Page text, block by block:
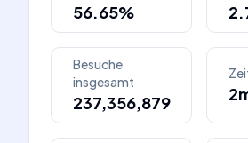
56.65%
Besuche
insgesamt
237,356,879